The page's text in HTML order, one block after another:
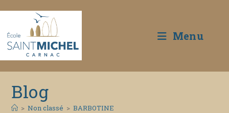
content
Menu
Blog
> Non classé > BARBOTINE